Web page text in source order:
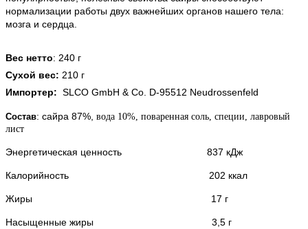
нормализации работы двух важнейших органов нашего тела:
мозга и сердца.
Вес нетто: 240 г
Сухой вес: 210 г
Импортер: SLCO GmbH & Co. D-95512 Neudrossenfeld
Состав: сайра 87%, вода 10%, поваренная соль, специи, лавровый
лист
Энергетическая ценность 837 кДж
Калорийность 202 ккал
Жиры 17 г
Насыщенные жиры 3,5 г